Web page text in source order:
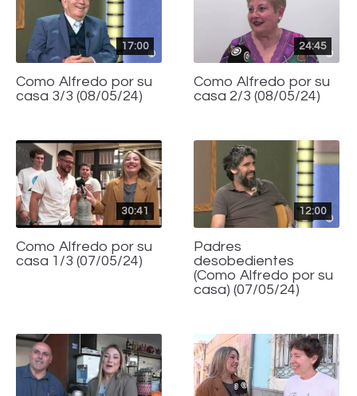
17:00
Como Alfredo por su
casa 3/3 (08/05/24)
24:45
Como Alfredo por su
casa 2/3 (08/05/24)
30:41
Como Alfredo por su
casa 1/3 (07/05/24)
12:00
Padres
desobedientes
(Como Alfredo por su
casa) (07/05/24)